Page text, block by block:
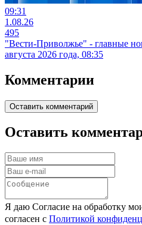
09:31
1.08.26
495
"Вести-Приволжье" - главные
августа 2026 года, 08:35
Комментарии
Оставить комментарий
Оставить
Я даю Согласие на обработку
согласен с Политикой